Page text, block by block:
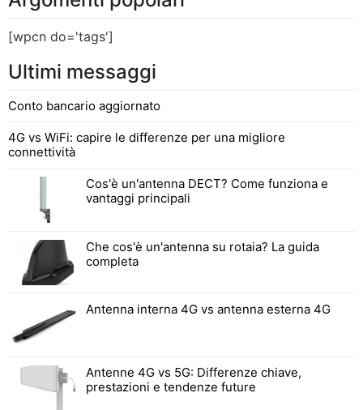
[wpcn do='tags']
Ultimi messaggi
Conto bancario aggiornato
4G vs WiFi: capire le differenze per una migliore
connettività
Cos'è un'antenna DECT? Come funziona e
vantaggi principali
Che cos'è un'antenna su rotaia? La guida
completa
Antenna interna 4G vs antenna esterna 4G
Antenne 4G vs 5G: Differenze chiave,
prestazioni e tendenze future